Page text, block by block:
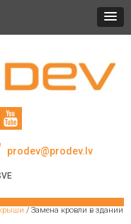
prodev@prodev.lv
/ Замена кровли в здании